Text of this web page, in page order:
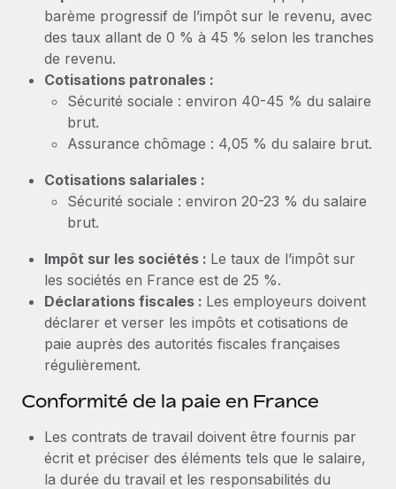
En savoir plus
barème progressif de l’impôt sur le revenu, avec
des taux allant de 0 % à 45 % selon les tranches
de revenu.
Cotisations patronales :
Sécurité sociale : environ 40-45 % du salaire
brut.
Assurance chômage : 4,05 % du salaire brut.
Cotisations salariales :
Sécurité sociale : environ 20-23 % du salaire
brut.
Impôt sur les sociétés : Le taux de l’impôt sur
les sociétés en France est de 25 %.
Déclarations fiscales : Les employeurs doivent
déclarer et verser les impôts et cotisations de
paie auprès des autorités fiscales françaises
régulièrement.
Conformité de la paie en France
Les contrats de travail doivent être fournis par
écrit et préciser des éléments tels que le salaire,
la durée du travail et les responsabilités du